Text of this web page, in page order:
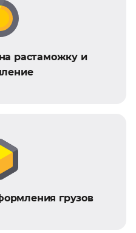
растаможку и
грузов